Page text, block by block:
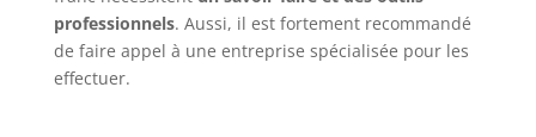
professionnels. Aussi, il est fortement recommandé
de faire appel à une entreprise spécialisée pour les
effectuer.